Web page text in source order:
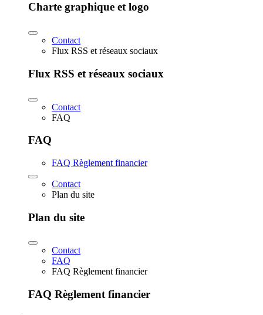
Charte graphique et logo
Contact
Flux RSS et réseaux sociaux
Flux RSS et réseaux sociaux
Contact
FAQ
FAQ
FAQ Règlement financier
Contact
Plan du site
Plan du site
Contact
FAQ
FAQ Règlement financier
FAQ Règlement financier